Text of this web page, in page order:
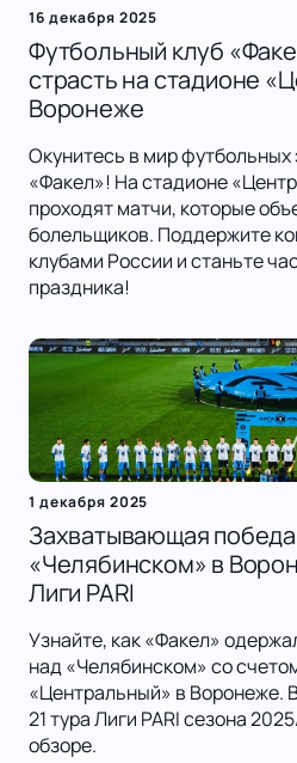
16 декабря 2025
Футбольный клуб
страсть на стадионе
Воронеже
Окунитесь в мир
«Факел»! На стадионе
проходят матчи, которые
болельщиков. Поддержите
клубами России и станьте
праздника!
1 декабря 2025
Захватывающая
«Челябинском» в
Лиги PARI
Узнайте, как «Факел»
над «Челябинском» со
«Центральный» в Воронеже.
21 тура Лиги PARI сезона
обзоре.